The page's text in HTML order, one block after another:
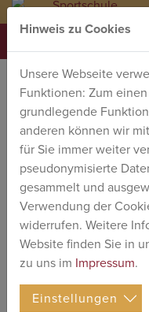
Am
zusammen!
Gemeinsam
über dem
Tätig­keiten, die
stehen, werden
hacken,
entfa­chen und
reiten, Essen
Hinweis zu Cookies
Unsere Webseite
Funktionen: Zum
grundlegende
anderen können wir
für Sie immer weiter
pseudonymisierte
gesammelt und
Verwendung der
widerrufen. Weitere
Website finden Sie in
zu uns im Impressum.
Einstellungen